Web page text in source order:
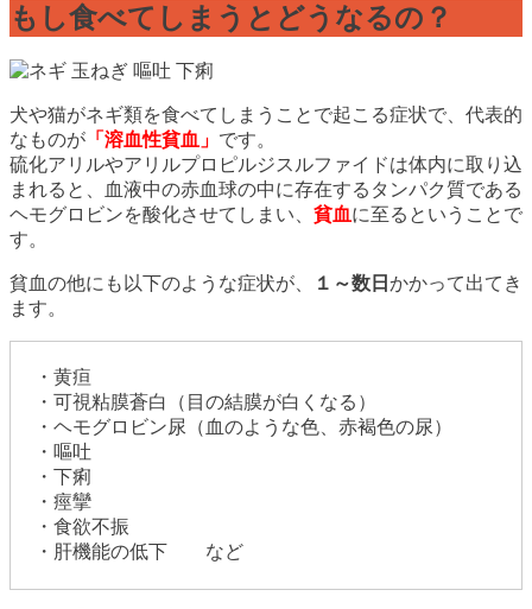
もし食べてしまうとどうなるの？
犬や猫がネギ類を食べてしまうことで起こる症状で、代表的
なものが 「溶血性貧血」 です。
硫化アリルやアリルプロピルジスルファイドは体内に取り込
まれると、血液中の赤血球の中に存在するタンパク質である
ヘモグロビンを酸化させてしまい、 貧血に至るということで
す。
貧血の他にも以下のような症状が、 １～数日 かかって出てき
ます。
・黄疸
・可視粘膜蒼白（目の結膜が白くなる）
・ヘモグロビン尿（血のような色、赤褐色の尿）
・嘔吐
・下痢
・痙攣
・食欲不振
・肝機能の低下 など